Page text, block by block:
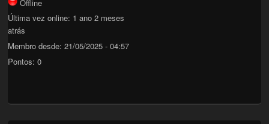
Offline
Última vez online: 1 ano 2 meses
atrás
Membro desde: 21/05/2025 - 04:57
Pontos: 0